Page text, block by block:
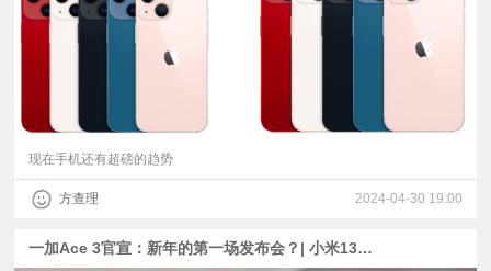
页
讯
现在手机还有超磅的趋势
方查理 2024-04-30 19:00
一加Ace 3官宣：​新年的第一场发布会？| 小米13降价300元 | iQOO Neo9真机图与跑分出炉